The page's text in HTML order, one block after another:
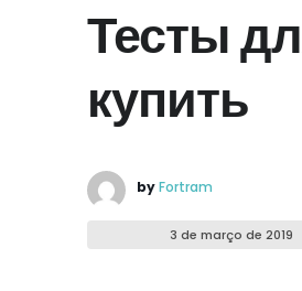
Тесты
купить
byFortram
3 de março de 2019